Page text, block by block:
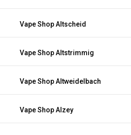
Vape Shop Altscheid
Vape Shop Altstrimmig
Vape Shop Altweidelbach
Vape Shop Alzey